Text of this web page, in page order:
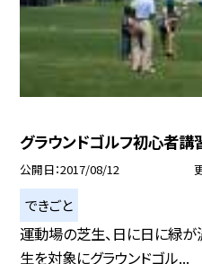
グラウンドゴルフ初心者講
公開日 2017/08/12
できごと
運動場の芝生、日に日に緑が
生を対象にグラウンドゴル...